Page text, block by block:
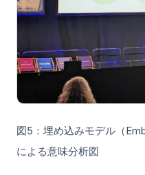
図5：埋め込みモデル（
による意味分析図